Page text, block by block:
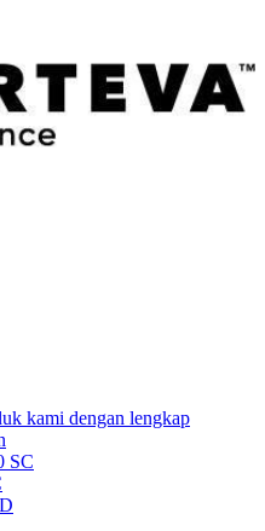
kami dengan lengkap
SC